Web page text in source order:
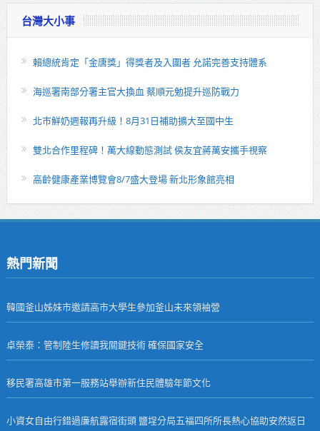
台灣大小事
賴總統肯定「金唐獎」得獎者及入圍者 允諾完善支持體系
海巡署南部分署主官大換血 蔡順元勉提升巡防戰力
北市鮮奶週報再升級！8月31日補助擴大至國中生
雙北合作里程碑！萬大線動態測試 侯友宜蔣萬安攜手視察
高齡健康產業博覽會8/7盛大登場 新北形象館亮相
熱門新聞
韓國釜山姊妹市邀請高市大學生參加釜山未來領袖營
卓榮泰：管制陸生修讀我關鍵技術 確保國家安全
移民署高雄市第一服務站舉辦新住民體驗年節文化
小資女自由行錯過廉航露宿街頭 鹽埕分局五福四所所長熱心協助安然返日